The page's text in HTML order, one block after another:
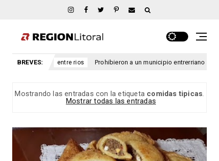
BREVES:
rios Prohibieron a un municipio entrerriano emitir nuevas licencias de
Mostrando las entradas con la etiqueta comidas tipicas.
Mostrar todas las entradas